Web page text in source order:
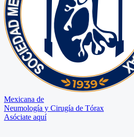
Mexicana de
Neumología y Cirugía de Tórax
Asóciate aquí